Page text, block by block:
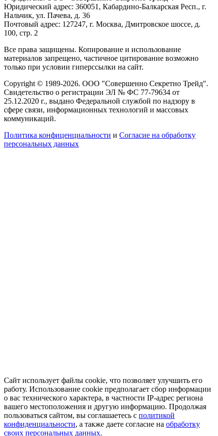
Юридический адрес: 360051, Кабардино-Балкарская Респ., г.
Нальчик, ул. Пачева, д. 36
Почтовый адрес: 127247, г. Москва, Дмитровское шоссе, д.
100, стр. 2
Все права защищены. Копирование и использование
материалов запрещено, частичное цитирование возможно
только при условии гиперссылки на сайт.
Copyright © 1989-2026. ООО "Совершенно Секретно Трейд".
Свидетельство о регистрации ЭЛ № ФС 77-79634 от
25.12.2020 г., выдано Федеральной службой по надзору в
сфере связи, информационных технологий и массовых
коммуникаций.
Политика конфиценциальности и Согласие на обработку
персональных данных
Сайт использует файлы cookie, что позволяет улучшить его
работу. Использование cookie предполагает сбор информации
о вас технического характера, в частности IP-адрес региона
вашего местоположения и другую информацию. Продолжая
пользоваться сайтом, вы соглашаетесь с политикой
конфиденциальности, а также даете согласие на обработку
своих персональных данных.